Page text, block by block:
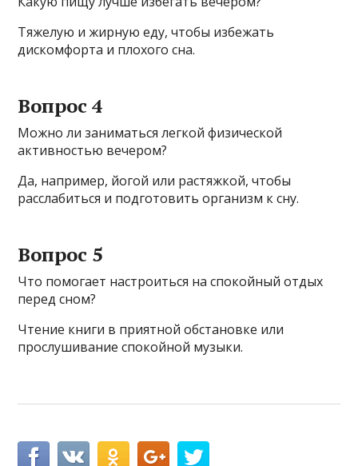
Тяжелую и жирную еду, чтобы избежать
дискомфорта и плохого сна.
Вопрос 4
Можно ли заниматься легкой физической
активностью вечером?
Да, например, йогой или растяжкой, чтобы
расслабиться и подготовить организм к сну.
Вопрос 5
Что помогает настроиться на спокойный отдых
перед сном?
Чтение книги в приятной обстановке или
прослушивание спокойной музыки.